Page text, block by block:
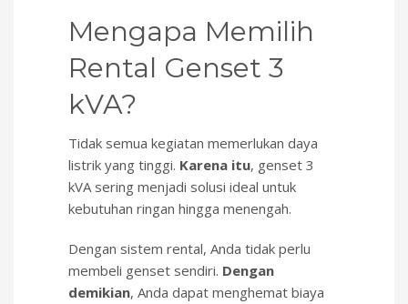
Mengapa Memilih
Rental Genset 3
kVA?
Tidak semua kegiatan memerlukan daya
listrik yang tinggi. Karena itu, genset 3
kVA sering menjadi solusi ideal untuk
kebutuhan ringan hingga menengah.
Dengan sistem rental, Anda tidak perlu
membeli genset sendiri. Dengan
demikian, Anda dapat menghemat biaya